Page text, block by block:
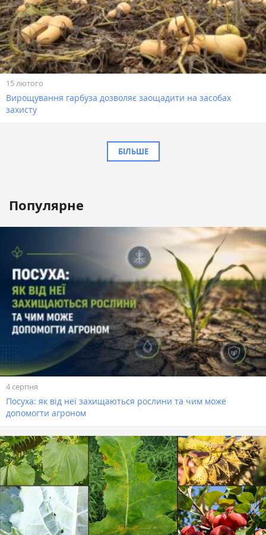
15 лютого
Вирощування гарбуза дозволяє заощадити на засобах
захисту
БІЛЬШЕ
Популярне
4 серпня
Посуха: як від неї захищаються рослини та чим може
допомогти агроном